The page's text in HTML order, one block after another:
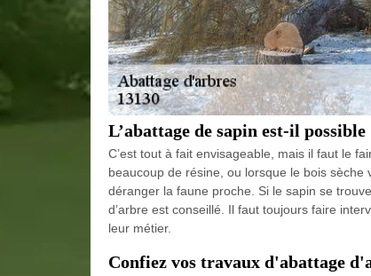
L’abattage de sapin est-il possible
C’est tout à fait envisageable, mais il faut le
beaucoup de résine, ou lorsque le bois
déranger la faune proche. Si le sapin se
d’arbre est conseillé. Il faut toujours faire
leur métier.
Confiez vos travaux d'abattage